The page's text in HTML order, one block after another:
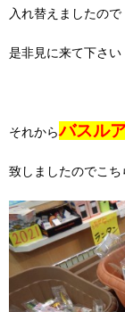
入れ替えましたので
是非見に来て下さい
それからバスル
致しましたのでこち